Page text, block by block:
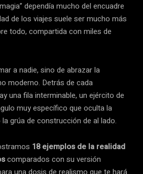
dependía mucho del encuadre
de los viajes suele ser mucho más
todo, compartida con miles de
a nadie, sino de abrazar la
moderno. Detrás de cada
una fila interminable, un ejército de
muy específico que oculta la
grúa de construcción de al lado.
18 ejemplos de la realidad
comparados con su versión